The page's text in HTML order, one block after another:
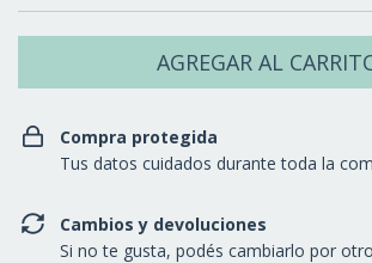
Compra protegida
Tus datos cuidados durante toda la
Cambios y devoluciones
Si no te gusta, podés cambiarlo por